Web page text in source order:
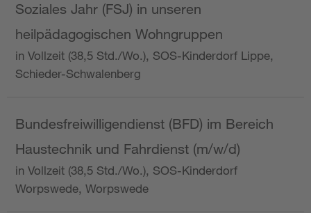
Soziales Jahr (FSJ) in unseren
heilpädagogischen Wohngruppen
in Vollzeit (38,5 Std./Wo.), SOS-Kinderdorf Lippe,
Schieder-Schwalenberg
Bundesfreiwilligendienst (BFD) im Bereich
Haustechnik und Fahrdienst (m/w/d)
in Vollzeit (38,5 Std./Wo.), SOS-Kinderdorf
Worpswede, Worpswede